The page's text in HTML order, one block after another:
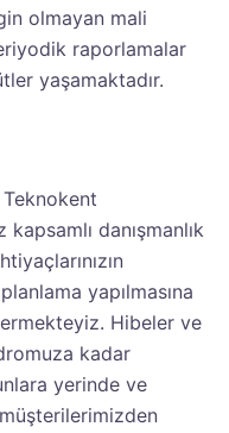
olmayan mali
raporlamalar
yaşamaktadır.
danışmanlık
yapılmasına
Hibeler ve
kadar
yerinde ve